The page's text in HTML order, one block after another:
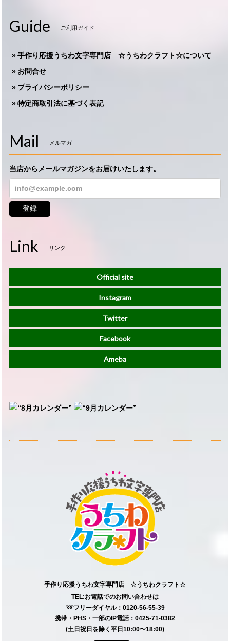
Guide ご利用ガイド
手作り応援うちわ文字専門店 ☆うちわクラフト☆について
お問合せ
プライバシーポリシー
特定商取引法に基づく表記
Mail メルマガ
当店からメールマガジンをお届けいたします。
登録
Link リンク
Official site
Instagram
Twitter
Facebook
Ameba
手作り応援うちわ文字専門店 ☆うちわクラフト☆
TEL:お電話でのお問い合わせは
➿フリーダイヤル：0120-56-55-39
携帯・PHS・一部のIP電話：0425-71-0382
(土日祝日を除く平日10:00〜18:00)